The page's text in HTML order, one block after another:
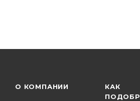
О КОМПАНИИ
КАК